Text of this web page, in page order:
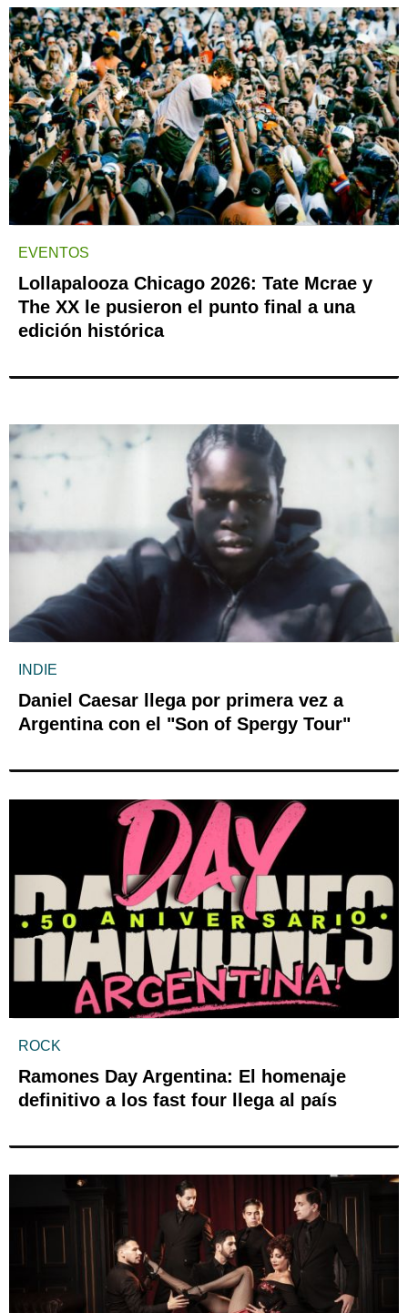
EVENTOS
Lollapalooza Chicago 2026: Tate Mcrae y
The XX le pusieron el punto final a una
edición histórica
INDIE
Daniel Caesar llega por primera vez a
Argentina con el "Son of Spergy Tour"
ROCK
Ramones Day Argentina: El homenaje
definitivo a los fast four llega al país